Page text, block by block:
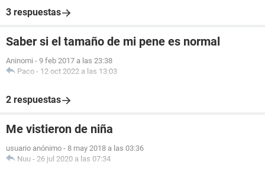
3 respuestas
Saber si el tamaño de mi pene es normal
Aninomi - 9 feb 2017 a las 23:38
Paco - 12 oct 2022 a las 13:03
2 respuestas
Me vistieron de niña
usuario anónimo - 8 may 2018 a las 03:36
Nuu - 26 jul 2020 a las 07:34